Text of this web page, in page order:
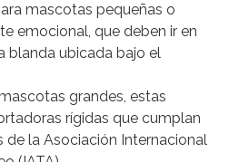
mascotas pequeñas o
emocional, que deben ir en
blanda ubicada bajo el
grandes, estas
rígidas que cumplan
de la Asociación Internacional